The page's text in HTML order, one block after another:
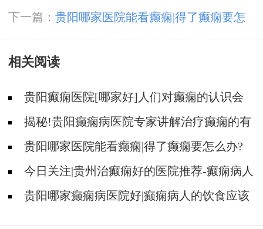
食应该注意什么?
下一篇： 贵阳哪家医院能看癫痫|得了癫痫要怎
么办?
相关阅读
贵阳癫痫医院[哪家好]人们对癫痫的认识会
出现哪些误区?
揭秘!贵阳癫痫病医院专家讲解治疗癫痫的有
效方法有哪些?
贵阳哪家医院能看癫痫|得了癫痫要怎么办?
今日关注|贵州治癫痫好的医院推荐-癫痫病人
要怎么预防癫痫发作?
贵阳哪家癫痫病医院好|癫痫病人的饮食应该